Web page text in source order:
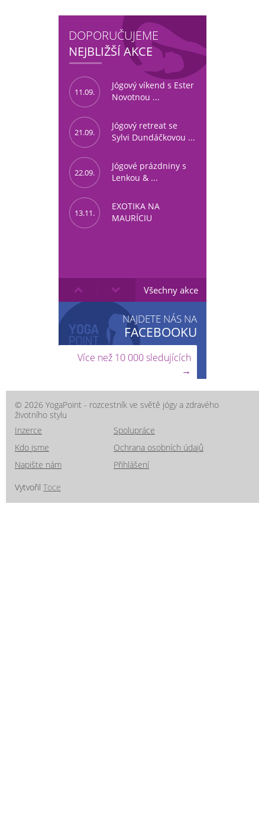
DOPORUČUJEME
NEJBLIŽŠÍ AKCE
11.09.
Jógový víkend s Ester
Novotnou ...
21.09.
Jógový retreat se
Sylvi Dundáčkovou ...
22.09.
Jógové prázdniny s
Lenkou & ...
13.11.
EXOTIKA NA
MAURÍCIU
Všechny akce
NAJDETE NÁS NA
FACEBOOKU
Více než 10 000 sledujících
→
© 2026 YogaPoint - rozcestník ve světě jógy a zdravého
životního stylu
Inzerce
Spolupráce
Kdo jsme
Ochrana osobních údajů
Napište nám
Přihlášení
Vytvořil Toce